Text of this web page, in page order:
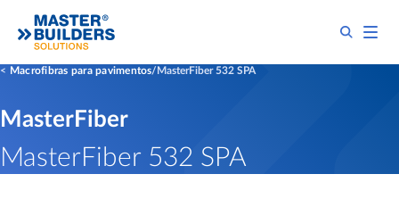
Macrofibras para pavimentos MasterFiber 532 SPA
MasterFiber
MasterFiber 532 SPA